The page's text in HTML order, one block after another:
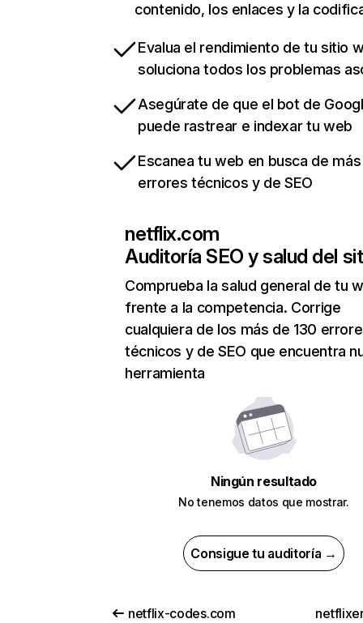
contenido, los enlaces y la
Evalua el rendimiento de tu sitio
soluciona todos los problemas
Asegúrate de que el bot de
puede rastrear e indexar tu web
Escanea tu web en busca de
errores técnicos y de SEO
netflix.com
Auditoría SEO y salud del
Comprueba la salud general de tu
frente a la competencia. Corrige
cualquiera de los más de 130
técnicos y de SEO que encuentra
herramienta
Ningún resultado
No tenemos datos que mostrar.
Consigue tu auditoría →
netflix-codes.com